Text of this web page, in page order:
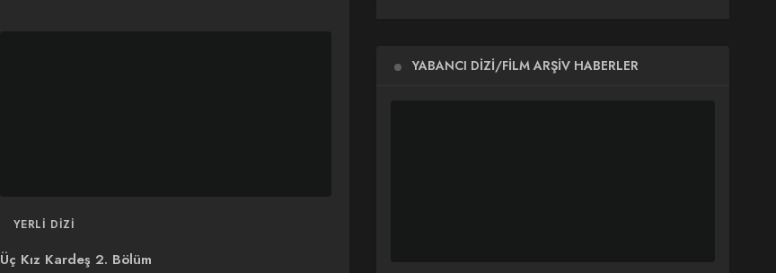
YERLI DIZI
Üç Kız Kardeş 2. Bölüm
YABANCI DIZI/FILM ARŞIV HABERLER